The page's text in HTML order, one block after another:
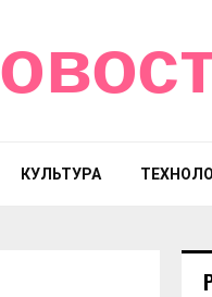
КУЛЬТУРА